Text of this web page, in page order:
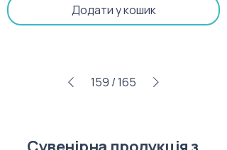
Додати у кошик
159 /165